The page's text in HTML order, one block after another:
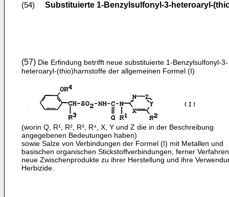
(54) Substituierte 1-Benzylsulfonyl-3-heteroaryl-
(57) Die Erfindung betrifft neue substituierte 1-Benzylsul­fonyl-3-
heteroaryl-(thio)harnstoffe der allgemeinen Formel (I)
(worin Q, R¹, R², R³, R⁴, X, Y und Z die in der Be­schreibung
angegebenen Bedeutungen haben)
sowie Salze von Verbindungen der Formel (I) mit Metallen und
basischen organischen Stickstoffverbindungen, ferner
neue Zwischenprodukte zu ihrer Herstellung und ihre
Herbizide.